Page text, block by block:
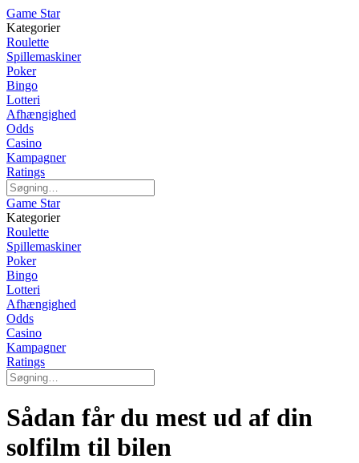
Game Star
Kategorier
Roulette
Spillemaskiner
Poker
Bingo
Lotteri
Afhængighed
Odds
Casino
Kampagner
Ratings
Game Star
Kategorier
Roulette
Spillemaskiner
Poker
Bingo
Lotteri
Afhængighed
Odds
Casino
Kampagner
Ratings
Sådan får du mest ud af din
solfilm til bilen